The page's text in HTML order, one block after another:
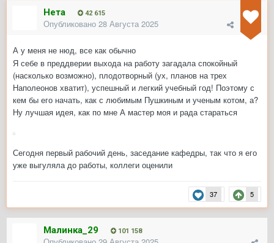
Нета 42 615
Опубликовано 28 Августа 2025
А у меня не нюд, все как обычно
Я себе в преддверии выхода на работу загадала спокойный
(насколько возможно), плодотворный (ух, планов на трех
Наполеонов хватит), успешный и легкий учебный год! Поэтому с
кем бы его начать, как с любимым Пушкиным и ученым котом, а?
Ну лучшая идея, как по мне А мастер моя и рада стараться
Сегодня первый рабочий день, заседание кафедры, так что я его
уже выгуляла до работы, коллеги оценили
37 5
Малинка_29 101 158